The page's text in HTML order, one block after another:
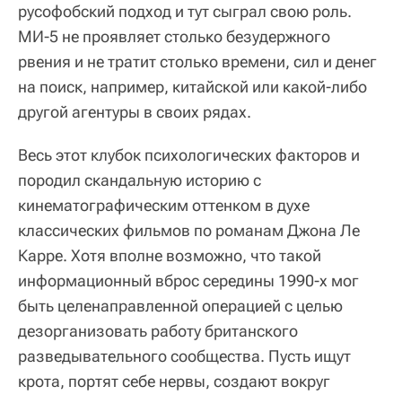
русофобский подход и тут сыграл свою роль.
МИ-5 не проявляет столько безудержного
рвения и не тратит столько времени, сил и денег
на поиск, например, китайской или какой-либо
другой агентуры в своих рядах.
Весь этот клубок психологических факторов и
породил скандальную историю с
кинематографическим оттенком в духе
классических фильмов по романам Джона Ле
Карре. Хотя вполне возможно, что такой
информационный вброс середины 1990-х мог
быть целенаправленной операцией с целью
дезорганизовать работу британского
разведывательного сообщества. Пусть ищут
крота, портят себе нервы, создают вокруг